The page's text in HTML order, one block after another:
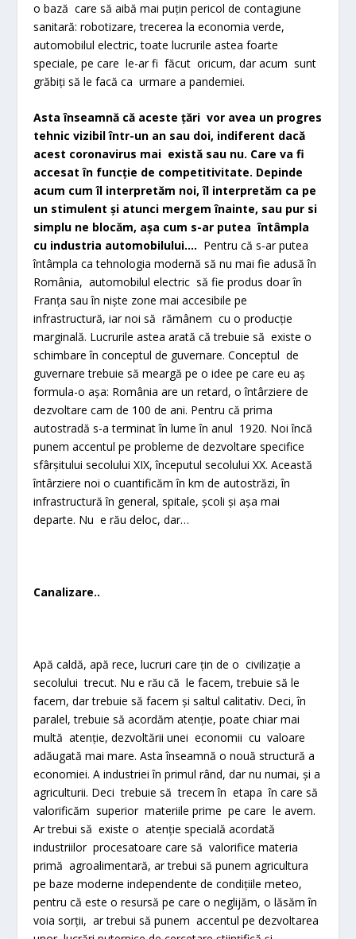
o bază care să aibă mai puțin pericol de contagiune
sanitară: robotizare, trecerea la economia verde,
automobilul electric, toate lucrurile astea foarte
speciale, pe care le-ar fi făcut oricum, dar acum sunt
grăbiți să le facă ca urmare a pandemiei.
Asta înseamnă că aceste țări vor avea un progres
tehnic vizibil într-un an sau doi, indiferent dacă
acest coronavirus mai există sau nu. Care va fi
accesat în funcție de competitivitate. Depinde
acum cum îl interpretăm noi, îl interpretăm ca pe
un stimulent și atunci mergem înainte, sau pur si
simplu ne blocăm, așa cum s-ar putea întâmpla
cu industria automobilului…. Pentru că s-ar putea
întâmpla ca tehnologia modernă să nu mai fie adusă în
România, automobilul electric să fie produs doar în
Franța sau în niște zone mai accesibile pe
infrastructură, iar noi să rămânem cu o producție
marginală. Lucrurile astea arată că trebuie să existe o
schimbare în conceptul de guvernare. Conceptul de
guvernare trebuie să meargă pe o idee pe care eu aș
formula-o așa: România are un retard, o întârziere de
dezvoltare cam de 100 de ani. Pentru că prima
autostradă s-a terminat în lume în anul 1920. Noi încă
punem accentul pe probleme de dezvoltare specifice
sfârșitului secolului XIX, începutul secolului XX. Această
întârziere noi o cuantificăm în km de autostrăzi, în
infrastructură în general, spitale, școli și așa mai
departe. Nu e rău deloc, dar…
Canalizare..
Apă caldă, apă rece, lucruri care țin de o civilizație a
secolului trecut. Nu e rău că le facem, trebuie să le
facem, dar trebuie să facem și saltul calitativ. Deci, în
paralel, trebuie să acordăm atenție, poate chiar mai
multă atenție, dezvoltării unei economii cu valoare
adăugată mai mare. Asta înseamnă o nouă structură a
economiei. A industriei în primul rând, dar nu numai, și a
agriculturii. Deci trebuie să trecem în etapa în care să
valorificăm superior materiile prime pe care le avem.
Ar trebui să existe o atenție specială acordată
industriilor procesatoare care să valorifice materia
primă agroalimentară, ar trebui să punem agricultura
pe baze moderne independente de condițiile meteo,
pentru că este o resursă pe care o neglijăm, o lăsăm în
voia sorții, ar trebui să punem accentul pe dezvoltarea